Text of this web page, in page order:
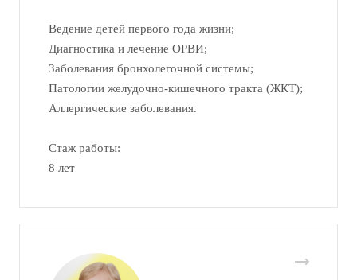
Ведение детей первого года жизни;
Диагностика и лечение ОРВИ;
Заболевания бронхолегочной системы;
Патологии желудочно-кишечного тракта (ЖКТ);
Аллергические заболевания.
Стаж работы:
8 лет